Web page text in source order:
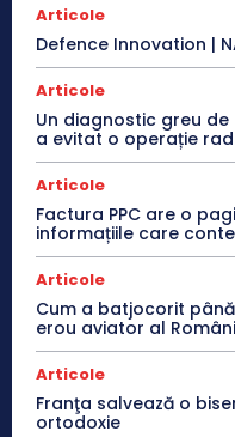
Articole
Defence Innovation |
Articole
Un diagnostic greu
a evitat o operație
Articole
Factura PPC are o
informațiile care
Articole
Cum a batjocorit
erou aviator al
Articole
Franţa salvează o
ortodoxie